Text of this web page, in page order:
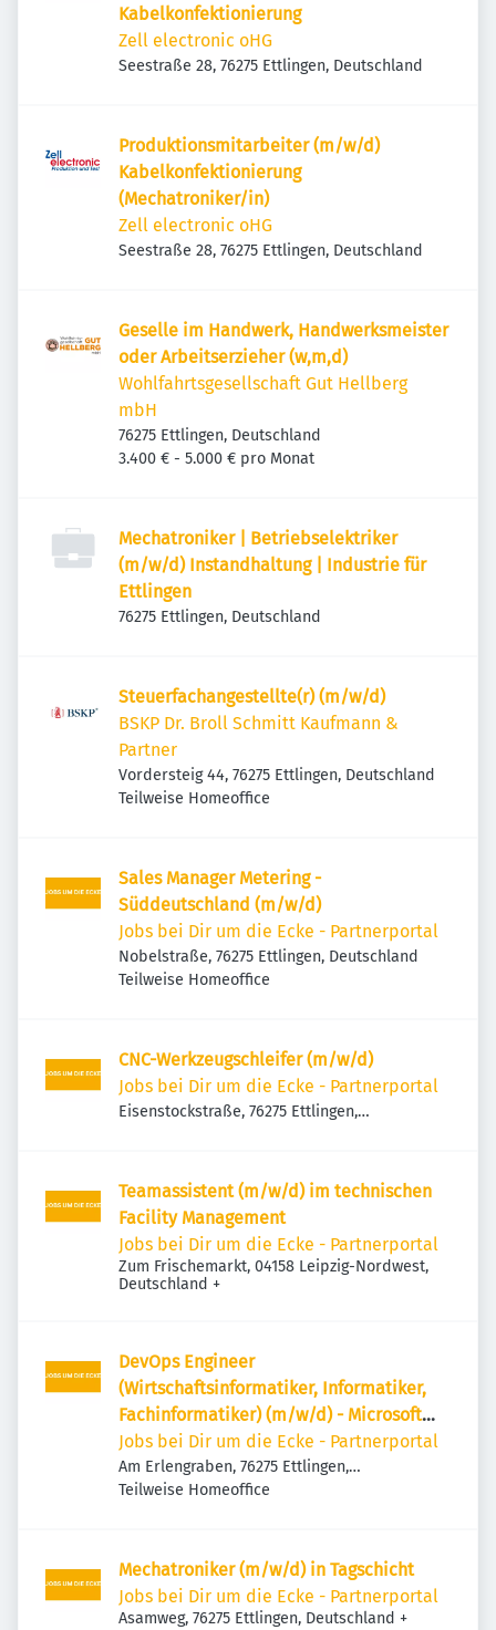
Kabelkonfektionierung
Zell electronic oHG
Seestraße 28, 76275 Ettlingen, Deutschland
Produktionsmitarbeiter (m/w/d)
Kabelkonfektionierung
(Mechatroniker/in)
Zell electronic oHG
Seestraße 28, 76275 Ettlingen, Deutschland
Geselle im Handwerk, Handwerksmeister
oder Arbeitserzieher (w,m,d)
Wohlfahrtsgesellschaft Gut Hellberg
mbH
76275 Ettlingen, Deutschland
3.400 € - 5.000 € pro Monat
Mechatroniker | Betriebselektriker
(m/w/d) Instandhaltung | Industrie für
Ettlingen
76275 Ettlingen, Deutschland
Steuerfachangestellte(r) (m/w/d)
BSKP Dr. Broll Schmitt Kaufmann &
Partner
Vordersteig 44, 76275 Ettlingen, Deutschland
Teilweise Homeoffice
Sales Manager Metering -
Süddeutschland (m/w/d)
Jobs bei Dir um die Ecke - Partnerportal
Nobelstraße, 76275 Ettlingen, Deutschland
Teilweise Homeoffice
CNC-Werkzeugschleifer (m/w/d)
Jobs bei Dir um die Ecke - Partnerportal
Eisenstockstraße, 76275 Ettlingen,
Teamassistent (m/w/d) im technischen
Facility Management
Jobs bei Dir um die Ecke - Partnerportal
Zum Frischemarkt, 04158 Leipzig-Nordwest,
Deutschland +
DevOps Engineer
(Wirtschaftsinformatiker, Informatiker,
Fachinformatiker) (m/w/d) - Microsoft
Azure, AKS, Azure Functions
Jobs bei Dir um die Ecke - Partnerportal
Am Erlengraben, 76275 Ettlingen,
Deutschland
Teilweise Homeoffice
Mechatroniker (m/w/d) in Tagschicht
Jobs bei Dir um die Ecke - Partnerportal
Asamweg, 76275 Ettlingen, Deutschland +